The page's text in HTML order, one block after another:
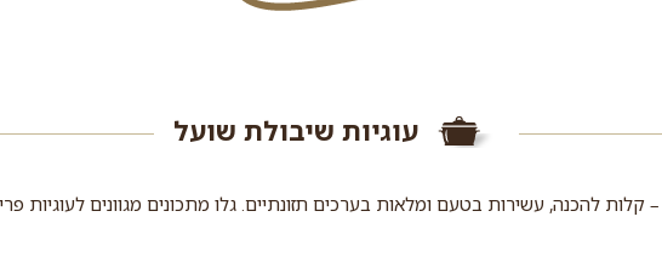
עוגיות שיבולת שועל
קלות להכנה, עשירות בטעם ומלאות בערכים תזונתיים. גלו מתכונים מגוונים לעוגיות